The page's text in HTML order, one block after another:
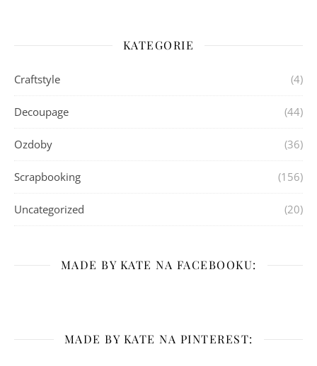
KATEGORIE
Craftstyle (4)
Decoupage (44)
Ozdoby (36)
Scrapbooking (156)
Uncategorized (20)
MADE BY KATE NA FACEBOOKU:
MADE BY KATE NA PINTEREST: